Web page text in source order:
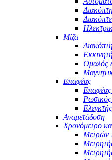
Μίζα
Ομαλός
Επαφέας
Ρωσικός
Αναμετάδοση
Χρονόμετρο
Μετρών